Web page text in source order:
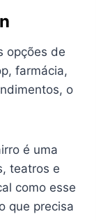
opções de
farmácia,
o
é uma
teatros e
como esse
que precisa